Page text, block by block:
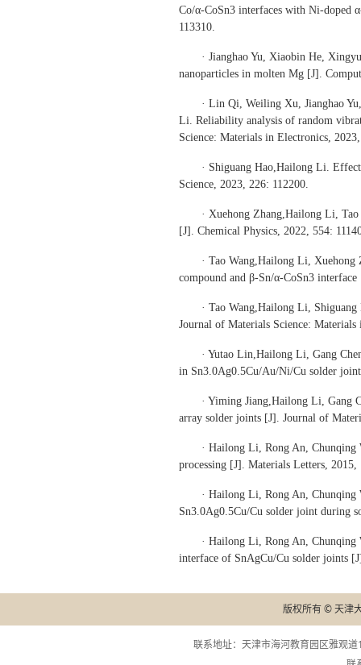
Co/α-CoSn3 interfaces with Ni-doped
113310.
· Jianghao Yu, Xiaobin He,
nanoparticles in molten Mg [J].
· Lin Qi, Weiling Xu, Jianghao
Li. Reliability analysis of random
Science: Materials in Electronics,
· Shiguang Hao,Hailong Li.
Science, 2023, 226: 112200.
· Xuehong Zhang,Hailong Li,
[J]. Chemical Physics, 2022, 554:
· Tao Wang,Hailong Li,
compound and β-Sn/α-CoSn3
· Tao Wang,Hailong Li,
Journal of Materials Science:
· Yutao Lin,Hailong Li, Gang
in Sn3.0Ag0.5Cu/Au/Ni/Cu solder
· Yiming Jiang,Hailong Li, Gang
array solder joints [J]. Journal of
· Hailong Li, Rong An,
processing [J]. Materials Letters,
· Hailong Li, Rong An,
Sn3.0Ag0.5Cu/Cu solder joint during
· Hailong Li, Rong An, Chunqing
interface of SnAgCu/Cu solder joints
版权所有 © 天津
联系地址：天津市海河教育园区雅观